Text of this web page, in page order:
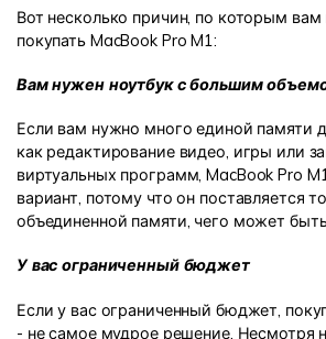
Вот несколько причин, по которым вам
покупать MacBook Pro M1:
Вам нужен ноутбук с большим
Если вам нужно много единой памяти
как редактирование видео, игры или
виртуальных программ, MacBook Pro
вариант, потому что он поставляется
объединенной памяти, чего может
У вас ограниченный бюджет
Если у вас ограниченный бюджет,
- не самое мудрое решение. Несмотря